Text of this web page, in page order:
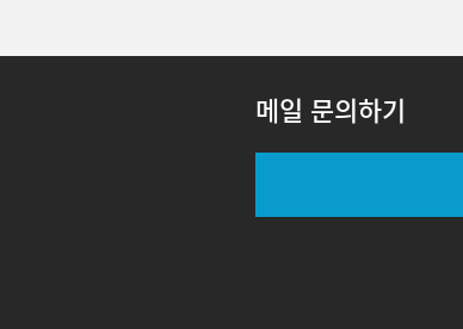
메일 문의하기